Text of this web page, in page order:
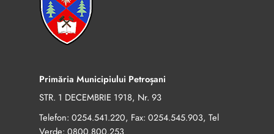
Primăria Municipiului Petroșani
STR. 1 DECEMBRIE 1918, Nr. 93
Telefon: 0254.541.220, Fax: 0254.545.903, Tel